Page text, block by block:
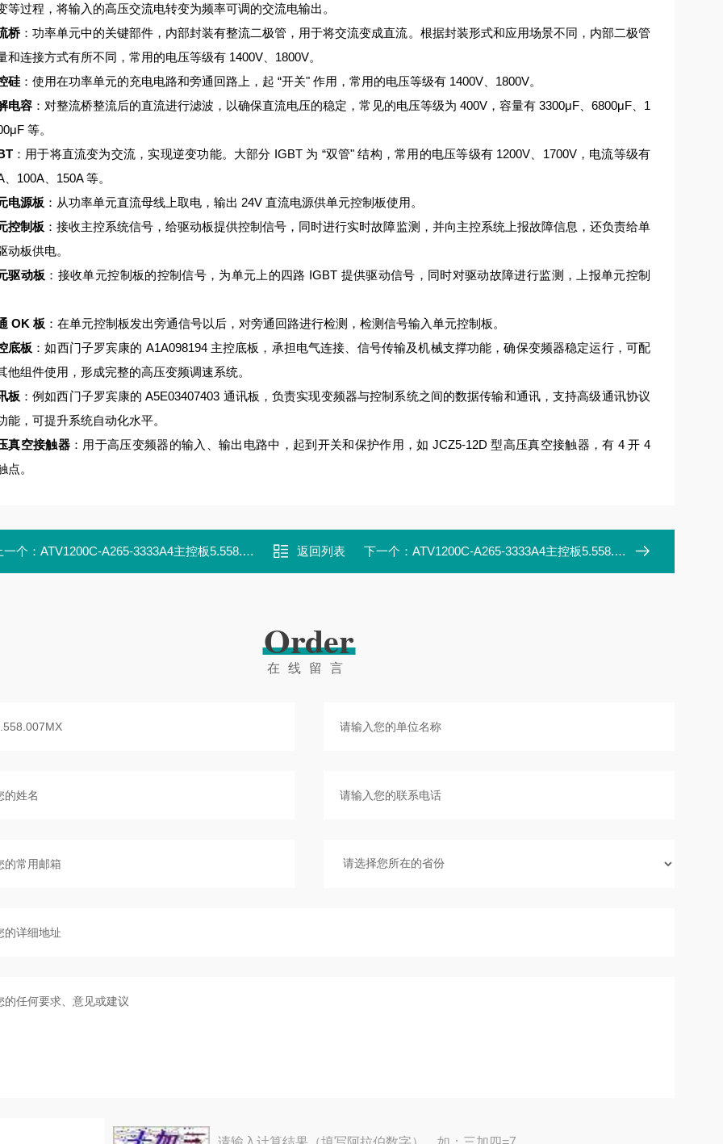
等过程，将输入的高压交流电转变为频率可调的交流电输出。
桥：功率单元中的关键部件，内部封装有整流二极管，用于将交流变成直流。根据封装形式和应用场景不同，内部二极管
和连接方式有所不同，常用的电压等级有 1400V、1800V。
硅：使用在功率单元的充电电路和旁通回路上，起 “开关" 作用，常用的电压等级有 1400V、1800V。
电容：对整流桥整流后的直流进行滤波，以确保直流电压的稳定，常见的电压等级为 400V，容量有 3300μF、6800μF、1
等。
：用于将直流变为交流，实现逆变功能。大部分 IGBT 为 “双管" 结构，常用的电压等级有 1200V、1700V，电流等级有
、100A、150A 等。
电源板 ：从功率单元直流母线上取电，输出 24V 直流电源供单元控制板使用。
控制板 ：接收主控系统信号，给驱动板提供控制信号，同时进行实时故障监测，并向主控系统上报故障信息，还负责给单
动板供电。
驱动板 ：接收单元控制板的控制信号，为单元上的四路 IGBT 提供驱动信号，同时对驱动故障进行监测，上报单元控制
OK 板 ：在单元控制板发出旁通信号以后，对旁通回路进行检测，检测信号输入单元控制板。
底板 ：如西门子罗宾康的 A1A098194 主控底板，承担电气连接、信号传输及机械支撑功能，确保变频器稳定运行，可配
他组件使用，形成完整的高压变频调速系统。
板 ：例如西门子罗宾康的 A5E03407403 通讯板，负责实现变频器与控制系统之间的数据传输和通讯，支持高级通讯协议
能，可提升系统自动化水平。
真空接触器：用于高压变频器的输入、输出电路中，起到开关和保护作用，如 JCZ5-12D 型高压真空接触器，有 4 开 4
点。
一个： ATV1200C-A265-3333A4主控板5.558.006MX 返回列表 下一个： ATV1200C-A265-3333A4主控板5.558.008MX
Order
在线留言